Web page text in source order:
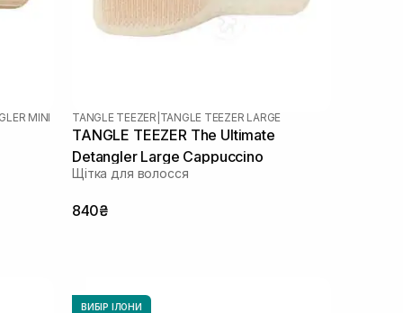
MINI TANGLE TEEZER TANGLE TEEZER LARGE
TANGLE TEEZER The Ultimate
Detangler Large Cappuccino
Щітка для волосся
840₴
ВИБІР ІЛОНИ